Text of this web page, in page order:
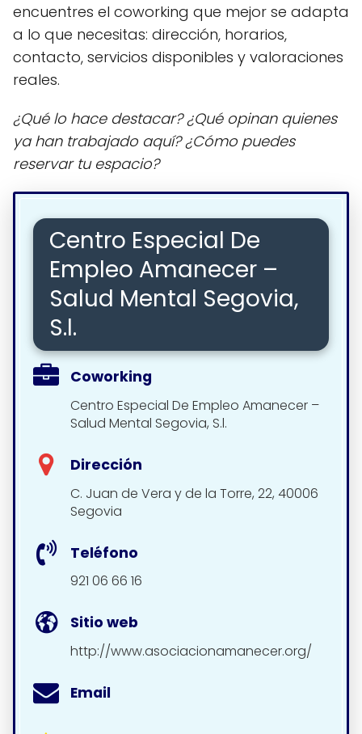
encuentres el coworking que mejor se adapta
a lo que necesitas: dirección, horarios,
contacto, servicios disponibles y valoraciones
reales.
¿Qué lo hace destacar? ¿Qué opinan quienes
ya han trabajado aquí? ¿Cómo puedes
reservar tu espacio?
Centro Especial De
Empleo Amanecer –
Salud Mental Segovia,
S.l.
Coworking
Centro Especial De Empleo Amanecer –
Salud Mental Segovia, S.l.
Dirección
C. Juan de Vera y de la Torre, 22, 40006
Segovia
Teléfono
921 06 66 16
Sitio web
http://www.asociacionamanecer.org/
Email